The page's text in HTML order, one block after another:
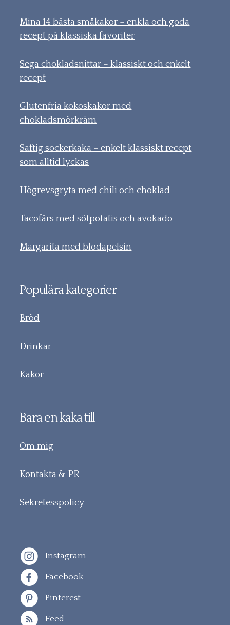
Mina 14 bästa småkakor – enkla och goda
recept på klassiska favoriter
Sega chokladsnittar – klassiskt och enkelt
recept
Glutenfria kokoskakor med
chokladsmörkräm
Saftig sockerkaka – enkelt klassiskt recept
som alltid lyckas
Högrevsgryta med chili och choklad
Tacofärs med sötpotatis och avokado
Margarita med blodapelsin
Populära kategorier
Bröd
Drinkar
Kakor
Bara en kaka till
Om mig
Kontakta & PR
Sekretesspolicy
Instagram
Facebook
Pinterest
Feed